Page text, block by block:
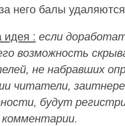
него балы
идея : если
возможность
не набравших
читатели,
будут